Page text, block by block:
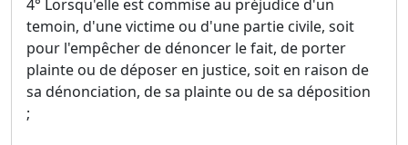
4° Lorsqu'elle est commise au préjudice d'un
temoin, d'une victime ou d'une partie civile, soit
pour l'empêcher de dénoncer le fait, de porter
plainte ou de déposer en justice, soit en raison de
sa dénonciation, de sa plainte ou de sa déposition
;